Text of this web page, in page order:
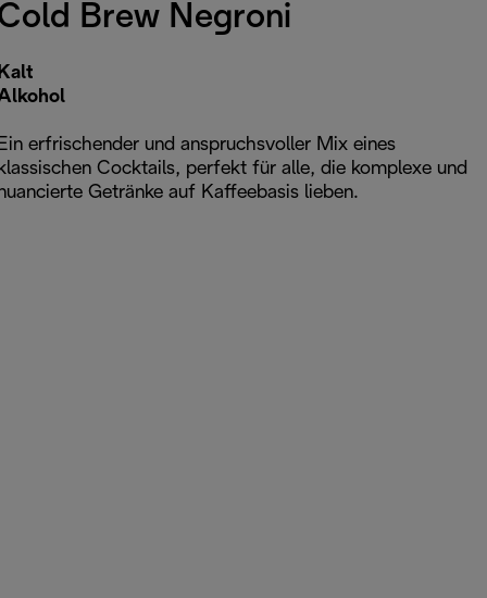
Brew Negroni
erfrischender und anspruchsvoller Mix eines
Cocktails, perfekt für alle, die komplexe und
Getränke auf Kaffeebasis lieben.